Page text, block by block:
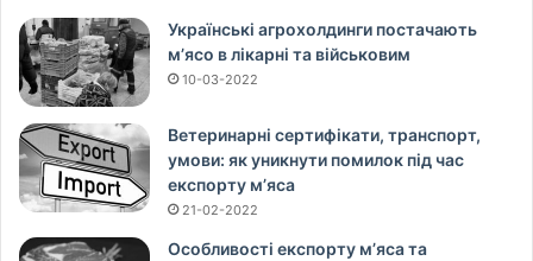
Українські агрохолдинги постачають
м’ясо в лікарні та військовим
10-03-2022
Ветеринарні сертифікати, транспорт,
умови: як уникнути помилок під час
експорту м’яса
21-02-2022
Особливості експорту м’яса та